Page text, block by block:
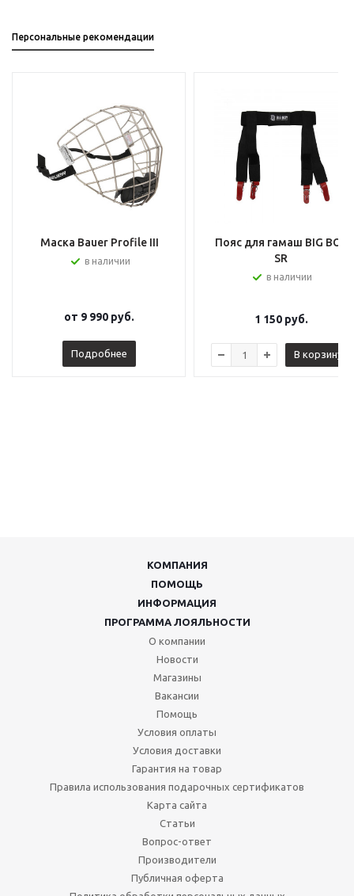
Персональные рекомендации
Маска Bauer Profile III
в наличии
от 9 990 руб.
Подробнее
Пояс для гамаш BIG BOY
SR
в наличии
1 150руб.
В корзину
КОМПАНИЯ
ПОМОЩЬ
ИНФОРМАЦИЯ
ПРОГРАММА ЛОЯЛЬНОСТИ
О компании
Новости
Магазины
Вакансии
Помощь
Условия оплаты
Условия доставки
Гарантия на товар
Правила использования подарочных сертификатов
Карта сайта
Статьи
Вопрос-ответ
Производители
Публичная оферта